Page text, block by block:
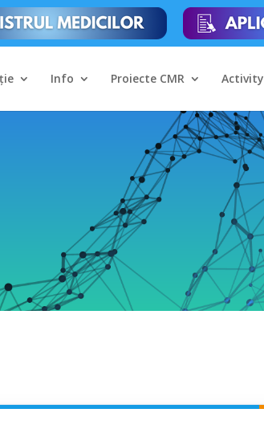
Info Proiecte CMR Activity